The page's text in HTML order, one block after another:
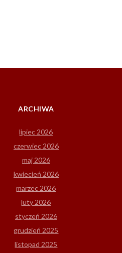
ARCHIWA
lipiec 2026
czerwiec 2026
maj 2026
kwiecień 2026
marzec 2026
luty 2026
styczeń 2026
grudzień 2025
listopad 2025